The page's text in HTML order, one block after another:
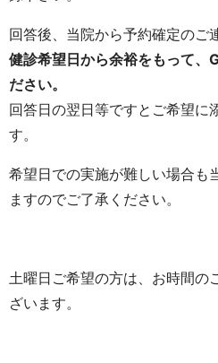
回答後、当院から予約確定のご
健診希望日から余裕をもって、
ださい。
回答日の翌日等ですとご希望に
す。
希望日での実施が難しい場合も
ますのでご了承ください。
土曜日ご希望の方は、お時間の
ざいます。